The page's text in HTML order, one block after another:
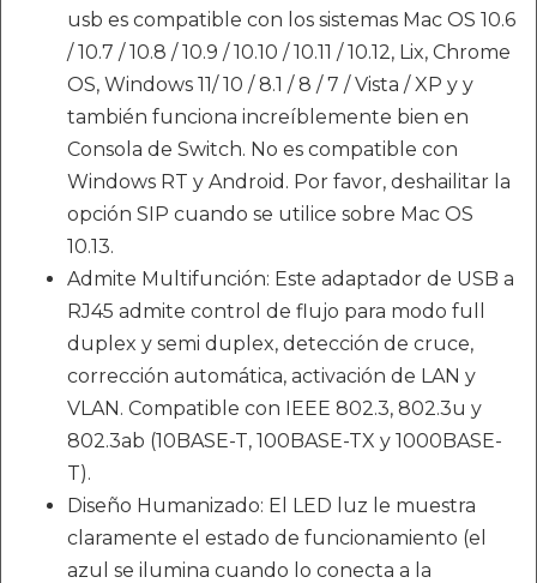
usb es compatible con los sistemas Mac OS 10.6
/ 10.7 / 10.8 / 10.9 / 10.10 / 10.11 / 10.12, Lix, Chrome
OS, Windows 11/ 10 / 8.1 / 8 / 7 / Vista / XP y y
también funciona increíblemente bien en
Consola de Switch. No es compatible con
Windows RT y Android. Por favor, deshailitar la
opción SIP cuando se utilice sobre Mac OS
10.13.
Admite Multifunción: Este adaptador de USB a
RJ45 admite control de flujo para modo full
duplex y semi duplex, detección de cruce,
corrección automática, activación de LAN y
VLAN. Compatible con IEEE 802.3, 802.3u y
802.3ab (10BASE-T, 100BASE-TX y 1000BASE-
T).
Diseño Humanizado: El LED luz le muestra
claramente el estado de funcionamiento (el
azul se ilumina cuando lo conecta a la